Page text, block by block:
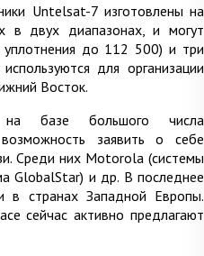
Untelsat-7 изготовлены на
в двух диапазонах, и могут
до 112 500) и три
для организации
Восток.
на базе большого числа
заявить о себе
Среди них Motorola (системы
GlobalStar) и др. В последнее
в странах Западной Европы.
сейчас активно предлагают